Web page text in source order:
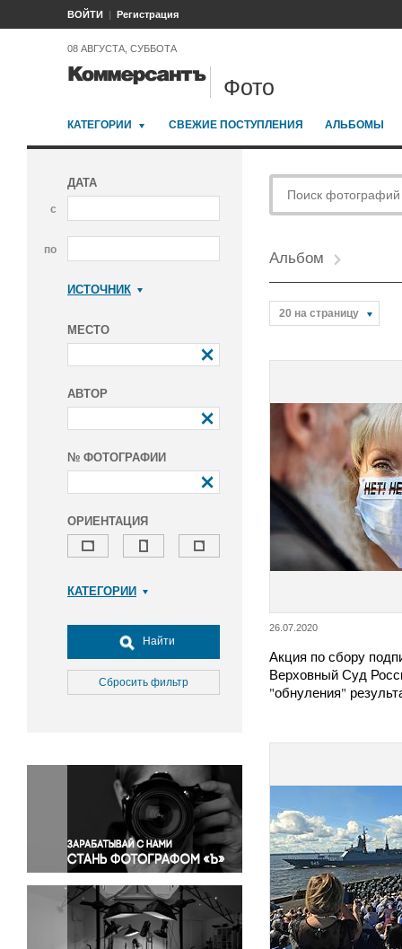
ВОЙТИ Регистрация
08 АВГУСТА, СУББОТА
Фото
КАТЕГОРИИ СВЕЖИЕ ПОСТУПЛЕНИЯ АЛЬБОМЫ
ДАТА
с
по
ИСТОЧНИК
МЕСТО
АВТОР
№ ФОТОГРАФИИ
ОРИЕНТАЦИЯ
КАТЕГОРИИ
Досуг, туризм и отдых
Культура
Медицина
Окружающая среда
Политика
Правосудие
Происшествия и конфликты
Религия
Светская жизнь
Спорт
Экология
Найти
Сбросить фильтр
Альбом
20 на страницу
26.07.2020
Акция по сбору
Верховный Суд
"обнуления"